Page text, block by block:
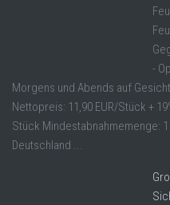
-
Morgens und Abends auf
Nettopreis: 11,90 EUR/Stück +
Stück Mindestabnahmemenge:
Deutschland ...